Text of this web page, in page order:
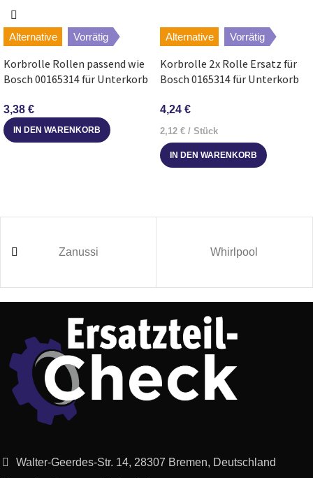
Siemens SE24M863EU/33
Siemens SE64M365EU/28
Siemens SE64M364EU/29
Siemens SE64M364EU/28
Bosch SGS45E02TR/16
Siemens SE54E653EP/10
Profilo BM6282/11
SGS45N12EU/36
Bosch SGS46E02TR/13
Bosch SGS45N22EU/31
Alternative Vorrätig
Korbrolle Rollen passend wie
Bosch 00165314 für Unterkorb
3,38 €
IN DEN WARENKORB
Alternative Vorrätig
Korbrolle 2x Rolle Ersatz für
Bosch 0165314 für Unterkorb
4,24 €
2,12 € / Stück
IN DEN WARENKORB
Zanussi Whirlpool
Walter-Geerdes-Str. 14, 28307 Bremen, Deutschland